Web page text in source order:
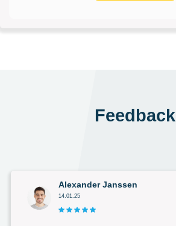
Feedback
Alexander Janssen
14.01.25